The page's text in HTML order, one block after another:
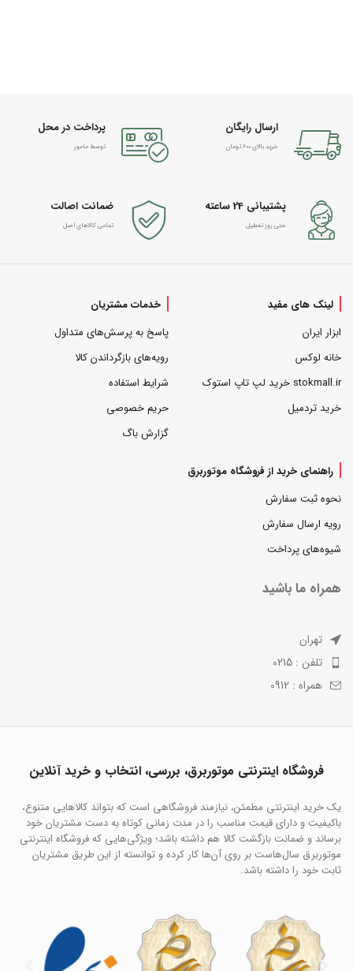
ارسال رایگان
خرید بالای 600 تومان
پرداخت در محل
توسط مامور
پشتیبانی 24 ساعته
حتی روز تعطیل
ضمانت اصالت
تمامی کالاهای اصل
لینک های مفید
ابزار ایران
خانه لوکس
stokmall.ir خرید لپ تاپ استوک
خرید تردمیل
خدمات مشتریان
پاسخ به پرسش‌های متداول
رویه‌های بازگرداندن کالا
شرایط استفاده
حریم خصوصی
گزارش باگ
راهنمای خرید از فروشگاه موتوربرق
نحوه ثبت سفارش
رویه ارسال سفارش
شیوه‌های پرداخت
همراه ما باشید
تهران
تلفن : 0215
همراه : 0912
فروشگاه اینترنتی موتوربرق، بررسی، انتخاب و خرید آنلاین
یک خرید اینترنتی مطمئن، نیازمند فروشگاهی است که بتواند کالاهایی متنوع،
باکیفیت و دارای قیمت مناسب را در مدت زمانی کوتاه به دست مشتریان خود
برساند و ضمانت بازگشت کالا هم داشته باشد؛ ویژگی‌هایی که فروشگاه اینترنتی
موتوربرق سال‌هاست بر روی آن‌ها کار کرده و توانسته از این طریق مشتریان
ثابت خود را داشته باشد.